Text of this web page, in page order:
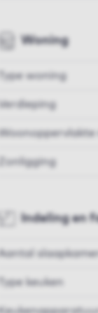
Woning
Type woning
Verdieping
Woonoppervlakte
Zonligging
Indeling en
Aantal
Type keuken